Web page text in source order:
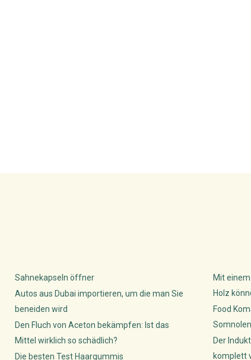
Sahnekapseln öffner
Autos aus Dubai importieren, um die man Sie
beneiden wird
Den Fluch von Aceton bekämpfen: Ist das
Mittel wirklich so schädlich?
Die besten Test Haargummis
Mit
Holz
Food
Der
komplett